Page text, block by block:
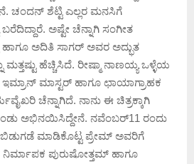
ಚಂದನ್ ಶೆಟ್ಟಿ ಎಲ್ಲರ ಮನಸಿಗೆ
ಅಷ್ಟೇ ಚೆನ್ನಾಗಿ ಸಂಗೀತ
ಹಾಗೂ ಅದಿತಿ ಸಾಗರ್ ಅವರ ಅದ್ಭುತ
ಹೆಚ್ಚಿಸಿದೆ. ರೀಷ್ಮಾ ನಾಣಯ್ಯ ಒಳ್ಳೆಯ
ಇಮ್ರಾನ್ ಮಾಸ್ಟರ್ ಹಾಗೂ ಛಾಯಾಗ್ರಾಹಕ
ಚೆನ್ನಾಗಿದೆ. ನಾನು ಈ ಚಿತ್ರಕ್ಕಾಗಿ
ಅಭಿನಯಿಸಿದ್ದೇನೆ. ನವೆಂಬರ್11 ರಂದು
ಮಾಡಿಕೊಟ್ಟ ಪ್ರೇಮ್ ಅವರಿಗೆ
ನಿರ್ಮಾಪಕ ಪುರುಷೋತ್ತಮ್ ಹಾಗೂ